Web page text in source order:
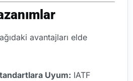
avantajları elde
Uyum: IATF